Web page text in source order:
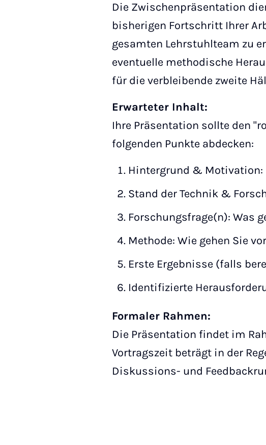
Die Zwischenpräsentation
bisherigen Fortschritt Ihrer
gesamten Lehrstuhlteam zu
eventuelle methodische
für die verbleibende zweite
Erwarteter Inhalt:
Ihre Präsentation sollte den
folgenden Punkte abdecken:
Hintergrund & Motivation:
Stand der Technik &
Forschungsfrage(n): Was
Methode: Wie gehen Sie
Erste Ergebnisse (falls
Identifizierte
Formaler Rahmen:
Die Präsentation findet im
Vortragszeit beträgt in der
Diskussions- und